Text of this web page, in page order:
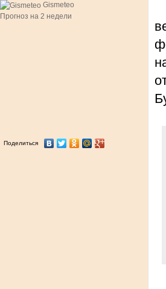
Gismeteo
Прогноз на 2 недели
Поделиться